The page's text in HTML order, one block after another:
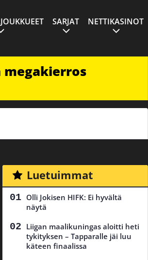
SARJAT NETTIKASINOT
megakierros
Luetuimmat
Olli Jokisen HIFK: Ei hyvältä
näytä
Liigan maalikuningas aloitti heti
tykityksen – Tapparalle jäi luu
käteen finaalissa